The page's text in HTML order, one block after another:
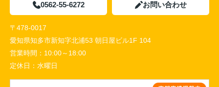
0562-55-6272 お問い合わせ
〒478-0017
愛知県知多市新知字北浦53 朝日屋ビル1F 104
営業時間： 10:00～18:00
定休日： 水曜日